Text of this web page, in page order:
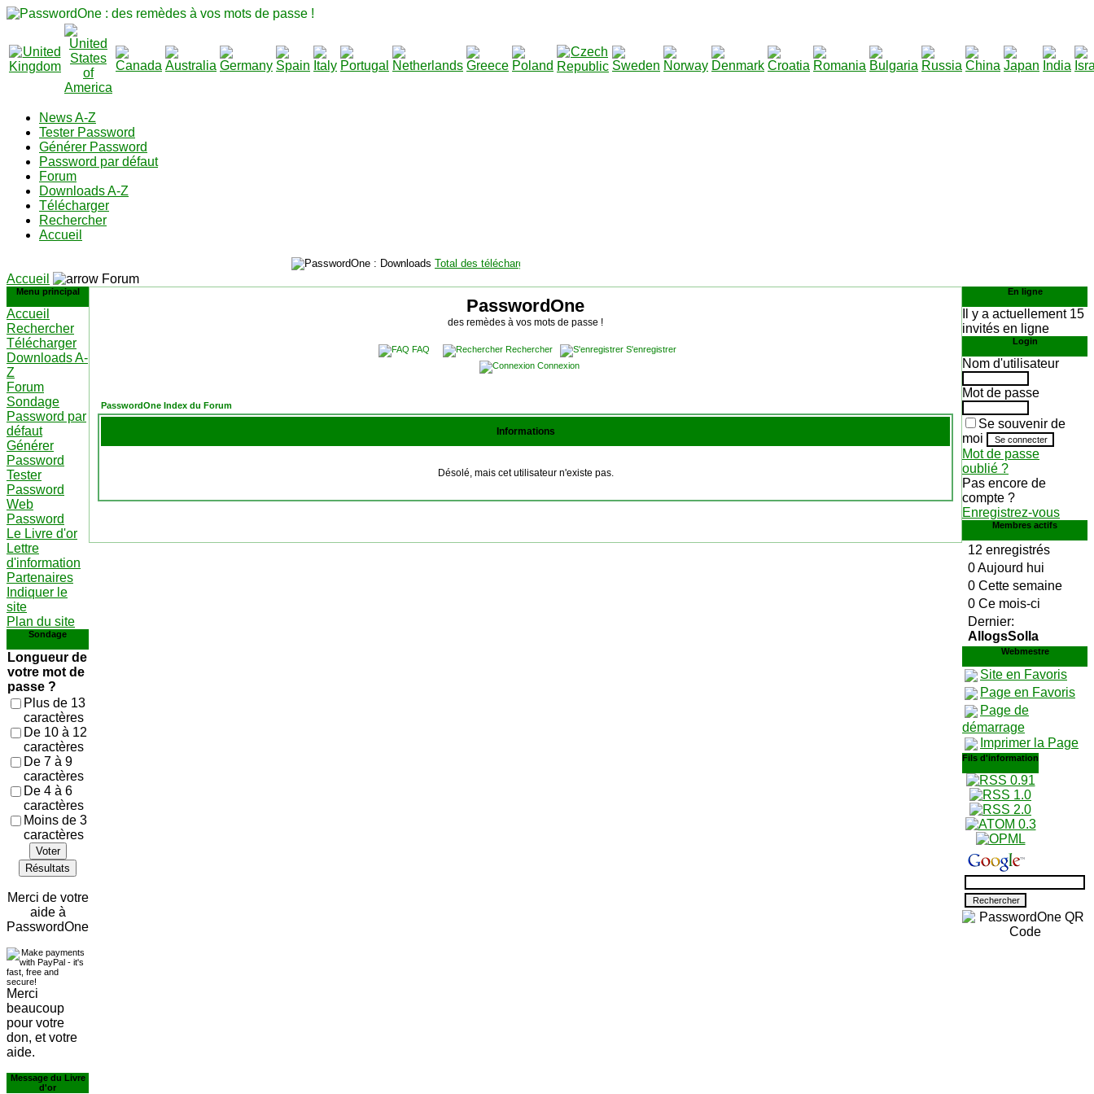
News A-Z
Tester Password
Générer Password
Password par défaut
Forum
Downloads A-Z
Télécharger
Rechercher
Accueil
Total des téléchargements
Accueil
Forum
Menu principal
Accueil
Rechercher
Télécharger
Downloads A-
Z
Forum
Sondage
Password par
défaut
Générer
Password
Tester
Password
Web
Password
Le Livre d'or
Lettre
d'information
Partenaires
Indiquer le
site
Plan du site
Sondage
Longueur de
votre mot de
passe ?
Plus de 13
caractères
De 10 à 12
caractères
De 7 à 9
caractères
De 4 à 6
caractères
Moins de 3
caractères
Voter
Résultats
Merci de votre
aide à
PasswordOne
Merci
beaucoup
pour votre
don, et votre
aide.
Message du Livre
d'or
PasswordOne
des remèdes à vos mots de passe !
FAQ Rechercher
S'enregistrer
Connexion
PasswordOne Index du Forum
Informations
Désolé, mais cet utilisateur n'existe pas.
En ligne
Il y a actuellement 15
invités en ligne
Login
Nom d'utilisateur
Mot de passe
Se souvenir de
moi
Mot de passe
oublié ?
Pas encore de
compte ?
Enregistrez-vous
Membres actifs
12 enregistrés
0 Aujourd hui
0 Cette semaine
0 Ce mois-ci
Dernier:
AllogsSolla
Webmestre
Site en Favoris
Page en Favoris
Page de
démarrage
Imprimer la Page
Fils d'information